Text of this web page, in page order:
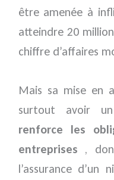
être amenée à
atteindre 20
chiffre d’affaires
Mais sa mise en
surtout avoir
renforce les
entreprises ,
l’assurance